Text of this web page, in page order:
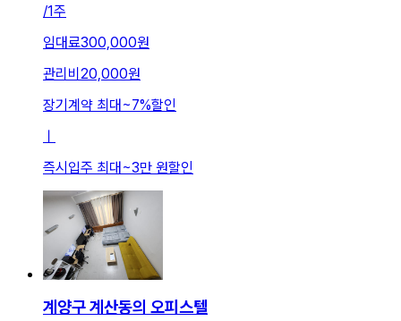
/1주
임대료300,000원
관리비 20,000원
장기계약 최대 ~7%할인
즉시입주 최대 ~3만 원할인
계양구 계산동의 오피스텔